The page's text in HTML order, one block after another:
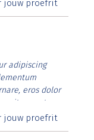
jouw proefrit
adipiscing
eros dolor
vitae erat.
rutrum lorem
jouw proefrit